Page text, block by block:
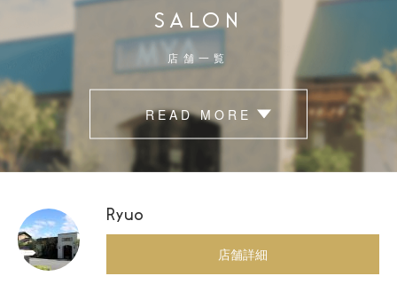
SALON
店舗一覧
READ MORE
Ryuo
店舗詳細